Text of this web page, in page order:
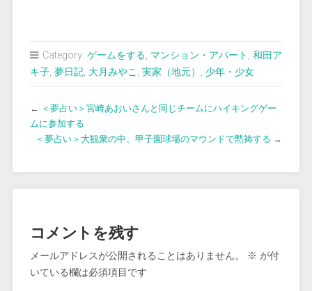
Category: ゲームをする, マンション・アパート , 和田ア
キ子, 夢日記, 大月みやこ , 実家（地元） , 少年・少女
← ＜夢占い＞宮崎あおいさんと同じチームにハイキングゲー
ムに参加する
＜夢占い＞大観衆の中、甲子園球場のマウンドで黙祷する →
コメントを残す
メールアドレスが公開されることはありません。 ※ が付
いている欄は必須項目です